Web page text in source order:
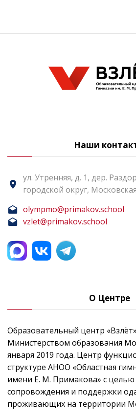
Наши
ул. Утренняя, д. 1, дер.
городской округ,
olympmo@primakov.school
vzlet@primakov.school
О Центре
Образовательный центр
Министерством образования
января 2019 года. Центр
структуре АНОО «Областная
имени Е. М. Примакова» с целью
сопровождения и поддержки
проживающих на территории